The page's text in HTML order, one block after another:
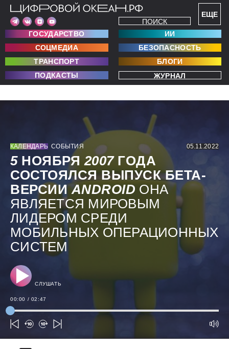
ЕЩЕ
ПОИСК
ГОСУДАРСТВО
ИИ
СОЦМЕДИА
БЕЗОПАСНОСТЬ
ТРАНСПОРТ
БЛОГИ
ПОДКАСТЫ
ЖУРНАЛ
КАЛЕНДАРЬ СОБЫТИЯ 05.11.2022
5 НОЯБРЯ2007 ГОДА
СОСТОЯЛСЯ ВЫПУСК БЕТА-
ВЕРСИИANDROID ОНА
ЯВЛЯЕТСЯ МИРОВЫМ
ЛИДЕРОМ СРЕДИ
МОБИЛЬНЫХ ОПЕРАЦИОННЫХ
СИСТЕМ
СЛУШАТЬ
00:00 / 02:47